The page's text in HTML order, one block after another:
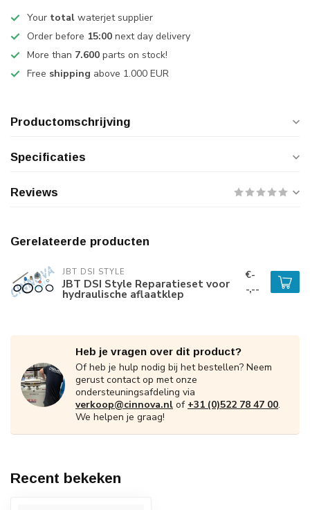
Your total waterjet supplier
Order before 15:00 next day delivery
More than 7.600 parts on stock!
Free shipping above 1.000 EUR
Productomschrijving
Specificaties
Reviews
Gerelateerde producten
JBT DSI STYLE
JBT DSI Style Reparatieset voor
hydraulische aflaatklep
€-
-,--
Heb je vragen over dit product?
Of heb je hulp nodig bij het bestellen? Neem
gerust contact op met onze
ondersteuningsafdeling via
verkoop@cinnova.nl of +31 (0)522 78 47 00.
We helpen je graag!
Recent bekeken